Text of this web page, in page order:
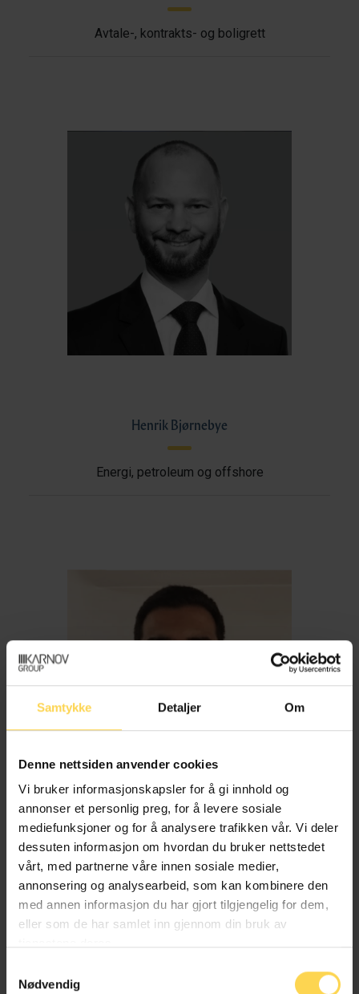
Samtykke Detaljer Om
Denne nettsiden anvender cookies
Vi bruker informasjonskapsler for å gi innhold og
annonser et personlig preg, for å levere sosiale
mediefunksjoner og for å analysere trafikken vår. Vi deler
dessuten informasjon om hvordan du bruker nettstedet
vårt, med partnerne våre innen sosiale medier,
annonsering og analysearbeid, som kan kombinere den
med annen informasjon du har gjort tilgjengelig for dem,
eller som de har samlet inn gjennom din bruk av
Nødvendig
Avtale-, kontrakts- og boligrett
Henrik Bjørnebye
Energi, petroleum og offshore
Imran Haider
Trygderett og pensjonsrett